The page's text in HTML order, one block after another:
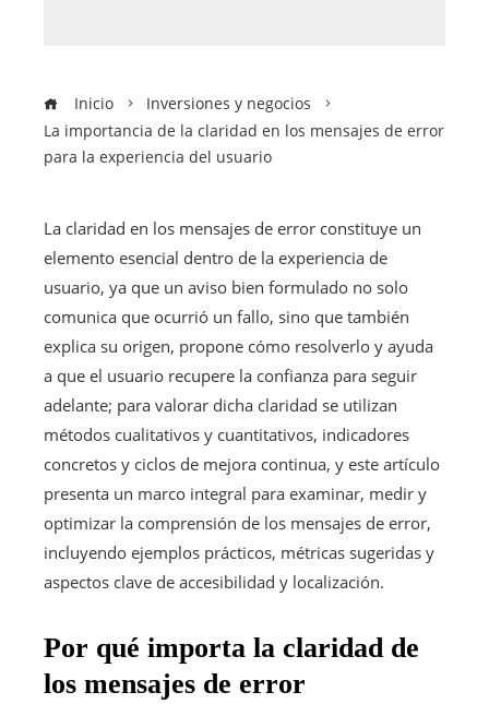
Inicio
Inversiones y negocios
La importancia de la claridad en los mensajes de error
para la experiencia del usuario
La claridad en los mensajes de error constituye un
elemento esencial dentro de la experiencia de
usuario, ya que un aviso bien formulado no solo
comunica que ocurrió un fallo, sino que también
explica su origen, propone cómo resolverlo y ayuda
a que el usuario recupere la confianza para seguir
adelante; para valorar dicha claridad se utilizan
métodos cualitativos y cuantitativos, indicadores
concretos y ciclos de mejora continua, y este artículo
presenta un marco integral para examinar, medir y
optimizar la comprensión de los mensajes de error,
incluyendo ejemplos prácticos, métricas sugeridas y
aspectos clave de accesibilidad y localización.
Por qué importa la claridad de
los mensajes de error